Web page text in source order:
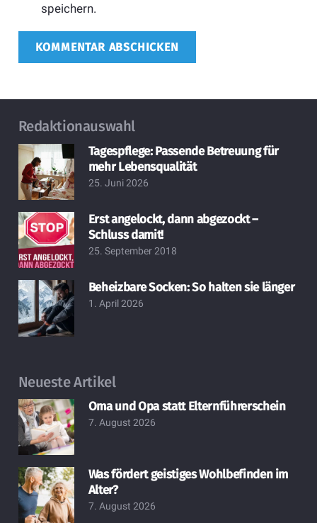
speichern.
KOMMENTAR ABSCHICKEN
Redaktionauswahl
Tagespflege: Passende Betreuung für
mehr Lebensqualität
25. Juni 2026
Erst angelockt, dann abgezockt –
Schluss damit!
25. September 2018
Beheizbare Socken: So halten sie länger
1. April 2026
Neueste Artikel
Oma und Opa statt Elternführerschein
7. August 2026
Was fördert geistiges Wohlbefinden im
Alter?
7. August 2026